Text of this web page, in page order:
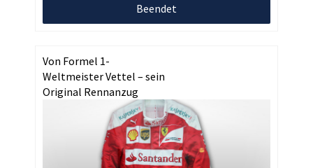
Beendet
Von Formel 1-
Weltmeister Vettel – sein
Original Rennanzug